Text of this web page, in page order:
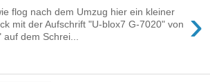
›
flog nach dem Umzug hier ein kleiner
mit der Aufschrift "U-blox7 G-7020" von
auf dem Schrei...